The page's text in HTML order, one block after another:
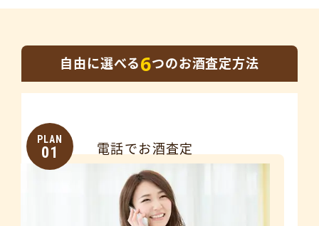
自由に選べる6つのお酒査定方法
PLAN
01 電話でお酒査定